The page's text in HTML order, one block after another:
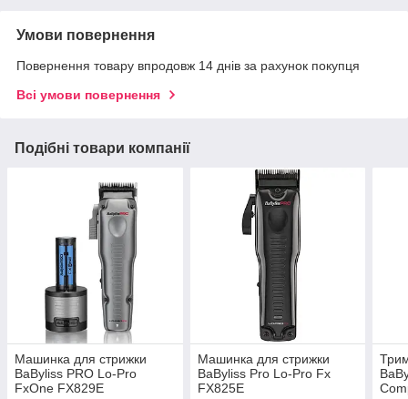
Умови повернення
Повернення товару впродовж 14 днів за рахунок покупця
Всі умови повернення
Подібні товари компанії
Машинка для стрижки
BaByliss PRO Lo-Pro
FxOne FX829E
Машинка для стрижки
BaByliss Pro Lo-Pro Fx
FX825E